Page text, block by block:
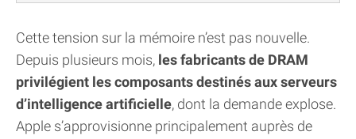
Cette tension sur la mémoire n’est pas nouvelle.
Depuis plusieurs mois, les fabricants de DRAM
privilégient les composants destinés aux serveurs
d’intelligence artificielle, dont la demande explose.
Apple s’approvisionne principalement auprès de